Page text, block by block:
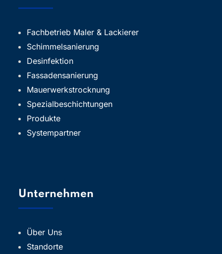
Fachbetrieb Maler & Lackierer
Schimmelsanierung
Desinfektion
Fassadensanierung
Mauerwerkstrocknung
Spezialbeschichtungen
Produkte
Systempartner
Unternehmen
Über Uns
Standorte